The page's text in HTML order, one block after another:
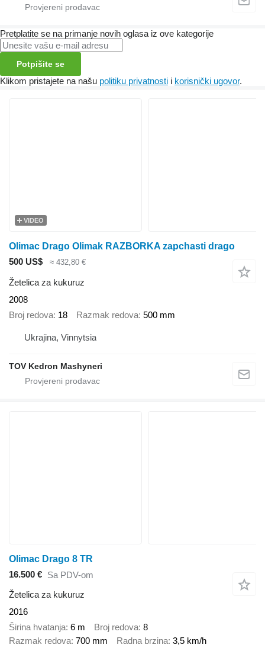
Pretplatite se na primanje novih oglasa iz ove kategorije
Potpišite se
Klikom pristajete na našu politiku privatnosti i korisnički ugovor.
VIDEO
Olimac Drago Olimak RAZBORKA zapchasti drago
500 US$
≈ 432,80 €
Žetelica za kukuruz
2008
Broj redova 18 Razmak redova 500 mm
Ukrajina, Vinnytsia
TOV Kedron Mashyneri
Olimac Drago 8 TR
16.500 € Sa PDV-om
Žetelica za kukuruz
2016
Širina hvatanja 6 m Broj redova 8
Razmak redova 700 mm Radna brzina 3,5 km/h